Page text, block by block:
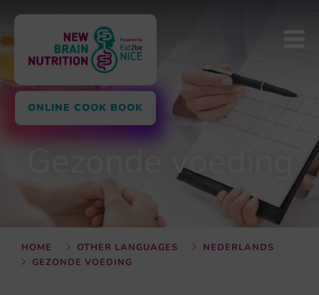
ONLINE COOK BOOK
Gezonde voeding
HOME OTHER LANGUAGES
NEDERLANDS
GEZONDE VOEDING